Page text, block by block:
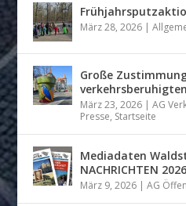
März 28, 2026 |
Große
März 23, 2026 |AG
Presse, Startseite
Mediadaten
NACHRICHTEN 2026
März 9, 2026 |AG